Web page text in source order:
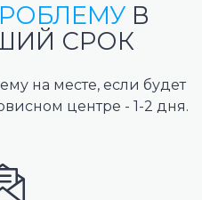
В
СРОК
на месте, если будет
центре - 1-2 дня.